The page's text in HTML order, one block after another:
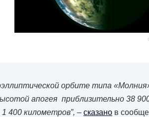
орбите типа
апогея приблизительно 38
400 километров”, – сказано в